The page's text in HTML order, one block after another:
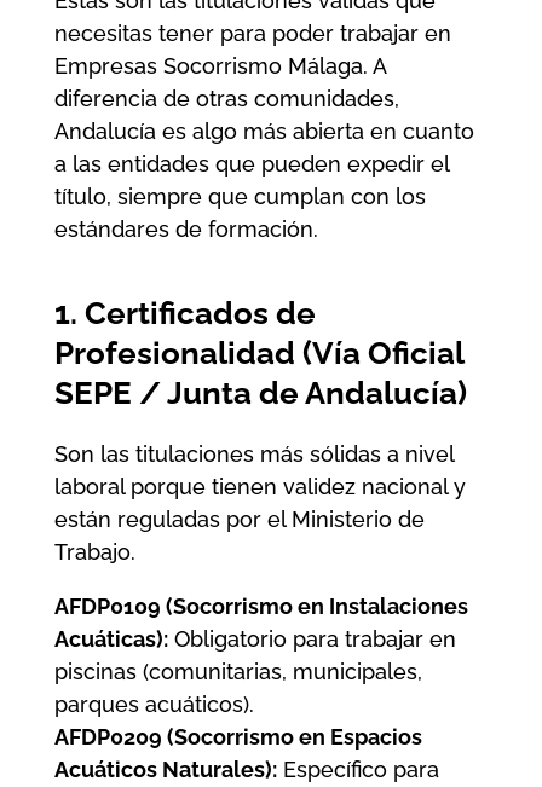
necesitas tener para poder trabajar en
Empresas Socorrismo Málaga. A
diferencia de otras comunidades,
Andalucía es algo más abierta en cuanto
a las entidades que pueden expedir el
título, siempre que cumplan con los
estándares de formación.
1. Certificados de
Profesionalidad (Vía Oficial
SEPE / Junta de Andalucía)
Son las titulaciones más sólidas a nivel
laboral porque tienen validez nacional y
están reguladas por el Ministerio de
Trabajo.
AFDP0109 (Socorrismo en Instalaciones
Acuáticas):Obligatorio para trabajar en
piscinas (comunitarias, municipales,
parques acuáticos).
AFDP0209 (Socorrismo en Espacios
Acuáticos Naturales):Específico para